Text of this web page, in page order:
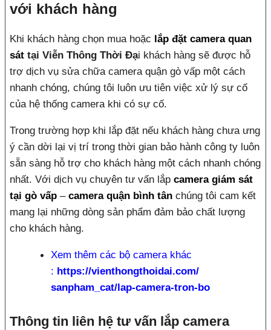
với khách hàng
Khi khách hàng chọn mua hoặc lắp đặt camera quan
sáttại Viễn Thông Thời Đại khách hàng sẽ được hỗ
trợ dịch vụ sửa chữa camera quận gò vấp một cách
nhanh chóng, chúng tôi luôn ưu tiên việc xử lý sự cố
của hệ thống camera khi có sự cố.
Trong trường hợp khi lắp đặt nếu khách hàng chưa ưng
ý cần dời lại vị trí trong thời gian bảo hành công ty luôn
sẵn sàng hỗ trợ cho khách hàng một cách nhanh chóng
nhất. Với dịch vụ chuyên tư vấn lắp camera giám sát
tại gò vấp– camera quận bình tânchúng tôi cam kết
mang lại những dòng sản phẩm đảm bảo chất lượng
cho khách hàng.
Xem thêm các bộ camera khác
: https://vienthongthoidai.com/
sanpham_cat/lap-camera-tron-bo
Thông tin liên hệ tư vấn lắp camera